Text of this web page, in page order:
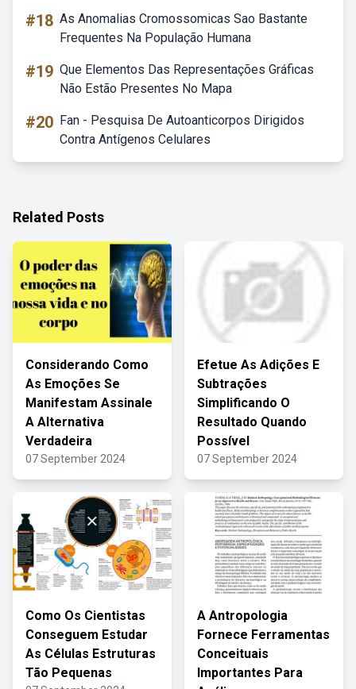
#18 As Anomalias Cromossomicas Sao Bastante
Frequentes Na População Humana
#19 Que Elementos Das Representações Gráficas
Não Estão Presentes No Mapa
#20 Fan - Pesquisa De Autoanticorpos Dirigidos
Contra Antígenos Celulares
Related Posts
Considerando Como
As Emoções Se
Manifestam Assinale
A Alternativa
Verdadeira
07 September 2024
Efetue As Adições E
Subtrações
Simplificando O
Resultado Quando
Possível
07 September 2024
Como Os Cientistas
Conseguem Estudar
As Células Estruturas
Tão Pequenas
A Antropologia
Fornece Ferramentas
Conceituais
Importantes Para